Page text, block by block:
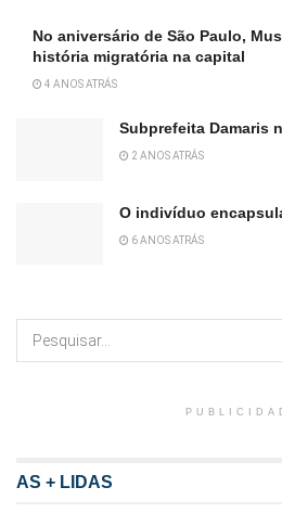
No aniversário de São Paulo,
história migratória na capital
4 ANOS ATRÁS
Subprefeita Damaris
2 ANOS ATRÁS
O indivíduo
6 ANOS ATRÁS
AS + LIDAS